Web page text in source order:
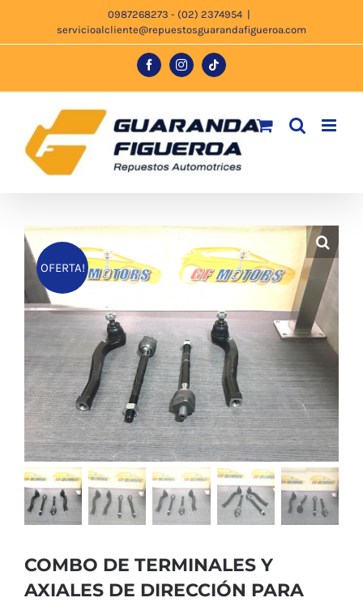
0987268273 - (02) 2374954 |
servicioalcliente@repuestosguarandafigueroa.com
FacebookInstagramTiktok
OFERTA!
COMBO DE TERMINALES Y
AXIALES DE DIRECCIÓN PARA